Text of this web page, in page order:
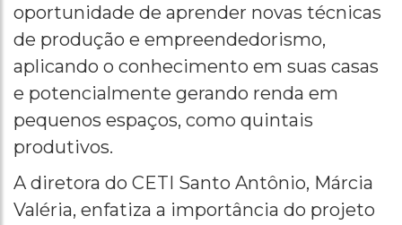
oportunidade de aprender novas técnicas
de produção e empreendedorismo,
aplicando o conhecimento em suas casas
e potencialmente gerando renda em
pequenos espaços, como quintais
produtivos.
A diretora do CETI Santo Antônio, Márcia
Valéria, enfatiza a importância do projeto